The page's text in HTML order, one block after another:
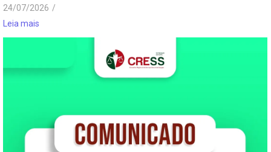
24/07/2026 /
Leia mais